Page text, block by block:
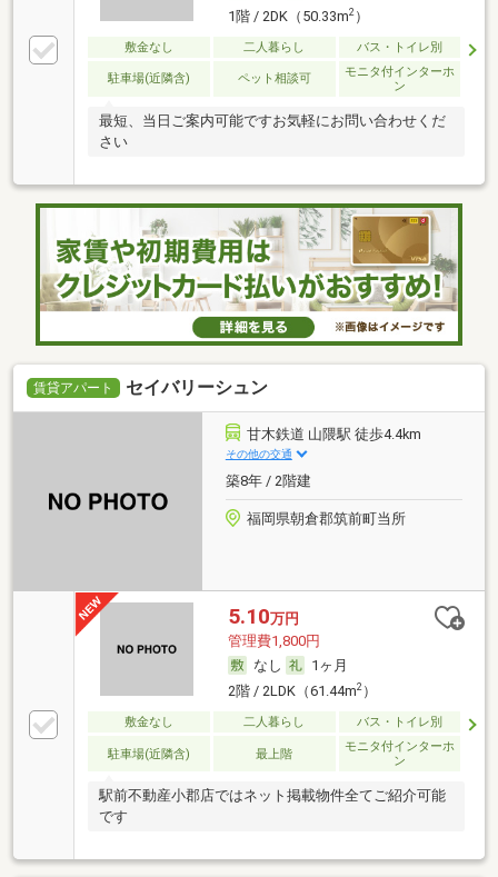
1階 / 2DK（50.33m2）
敷金なし 二人暮らし バス・トイレ別
駐車場(近隣含) ペット相談可
モニタ付インターホ
ン
最短、当日ご案内可能ですお気軽にお問い合わせくだ
さい
賃貸アパート セイバリーシュン
甘木鉄道 山隈駅 徒歩4.4km
その他の交通
築8年 / 2階建
福岡県朝倉郡筑前町当所
5.10万円
管理費1,800円
なし
1ヶ月
2階 / 2LDK（61.44m2）
敷金なし 二人暮らし バス・トイレ別
駐車場(近隣含) 最上階
モニタ付インターホ
ン
駅前不動産小郡店ではネット掲載物件全てご紹介可能
です